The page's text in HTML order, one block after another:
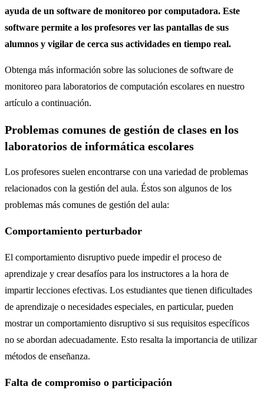
ayuda de un software de monitoreo por computadora. Este
software permite a los profesores ver las pantallas de sus
alumnos y vigilar de cerca sus actividades en tiempo real.
Obtenga más información sobre las soluciones de software de
monitoreo para laboratorios de computación escolares en nuestro
artículo a continuación.
Problemas comunes de gestión de clases en los
laboratorios de informática escolares
Los profesores suelen encontrarse con una variedad de problemas
relacionados con la gestión del aula. Éstos son algunos de los
problemas más comunes de gestión del aula:
Comportamiento perturbador
El comportamiento disruptivo puede impedir el proceso de
aprendizaje y crear desafíos para los instructores a la hora de
impartir lecciones efectivas. Los estudiantes que tienen dificultades
de aprendizaje o necesidades especiales, en particular, pueden
mostrar un comportamiento disruptivo si sus requisitos específicos
no se abordan adecuadamente. Esto resalta la importancia de utilizar
métodos de enseñanza.
Falta de compromiso o participación